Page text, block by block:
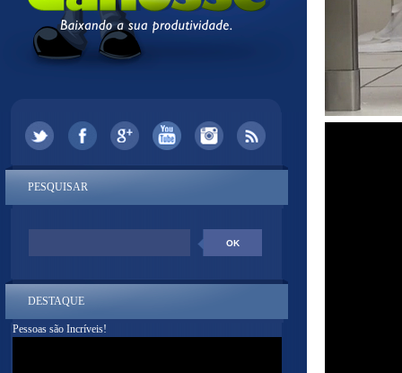
PESQUISAR
DESTAQUE
Pessoas são Incríveis!